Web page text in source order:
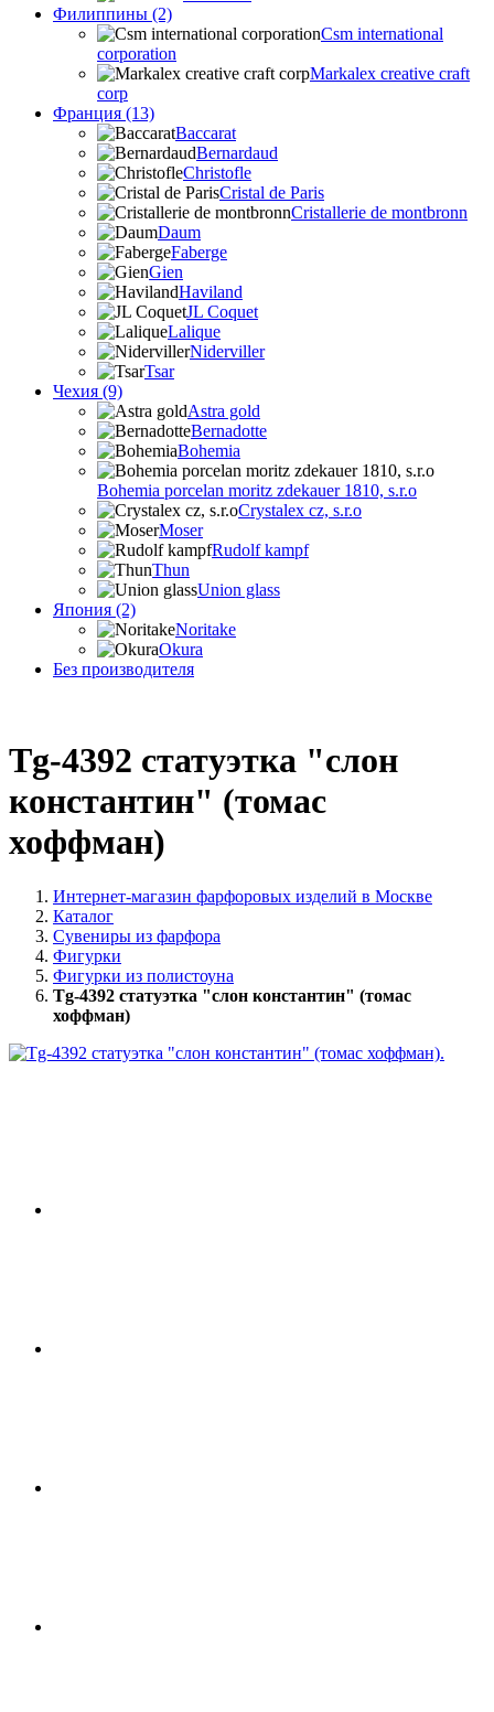
Филиппины (2)
Csm international
corporation
Markalex creative craft
corp
Франция (13)
Baccarat
Bernardaud
Christofle
Cristal de Paris
Cristallerie de montbronn
Daum
Faberge
Gien
Haviland
JL Coquet
Lalique
Niderviller
Tsar
Чехия (9)
Astra gold
Bernadotte
Bohemia
Bohemia porcelan moritz zdekauer 1810, s.r.o
Crystalex cz, s.r.o
Moser
Rudolf kampf
Thun
Union glass
Япония (2)
Noritake
Okura
Без производителя
Tg-4392 статуэтка "слон
константин" (томас
хоффман)
Интернет-магазин фарфоровых изделий в Москве
Каталог
Сувениры из фарфора
Фигурки
Фигурки из полистоуна
Tg-4392 статуэтка "слон константин" (томас
хоффман)